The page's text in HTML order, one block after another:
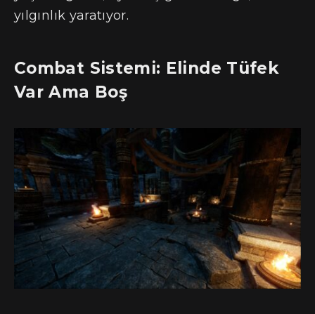
yılgınlık yaratıyor.
Combat Sistemi: Elinde Tüfek
Var Ama Boş